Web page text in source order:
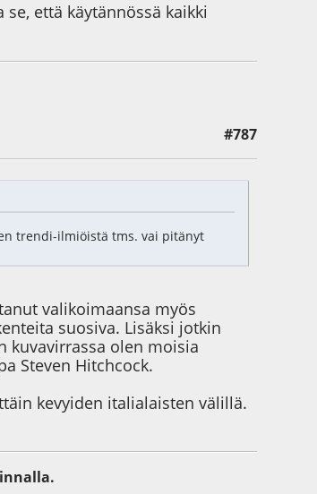
että käytännössä kaikki
#787
trendi-ilmiöistä tms. vai pitänyt
valikoimaansa myös
suosiva. Lisäksi jotkin
kuvavirrassa olen moisia
Steven Hitchcock.
kevyiden italialaisten välillä.